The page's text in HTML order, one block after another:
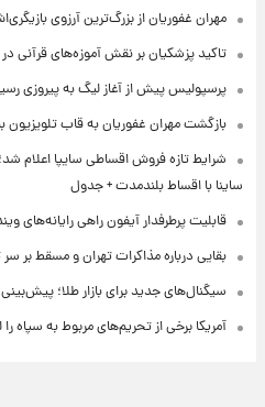
مهران غفوریان از بزرگ‌ترین آرزوی
تاکید پزشکیان بر نقش آموزه‌های قرآنی
پرسپولیس پیش از آغاز لیگ به پیروزی
بازگشت مهران غفوریان به قاب تلویزیون
شرایط تازه فروش اقساطی سایپا اعلام
ساینا با اقساط بلندمدت + جدول
قابلیت پرطرفدار آیفون راهی رایانه‌های
بقایی درباره مذاکرات تهران و مسقط بر
سیگنال‌های جدید برای بازار طلا؛
آمریکا برخی از تحریم‌های مربوط به سپاه